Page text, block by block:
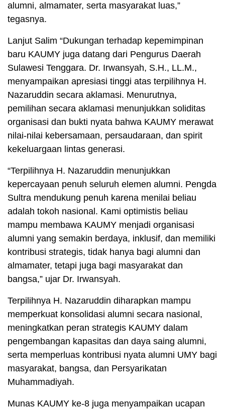
alumni, almamater, serta masyarakat luas,”
tegasnya.
Lanjut Salim “Dukungan terhadap kepemimpinan
baru KAUMY juga datang dari Pengurus Daerah
Sulawesi Tenggara. Dr. Irwansyah, S.H., LL.M.,
menyampaikan apresiasi tinggi atas terpilihnya H.
Nazaruddin secara aklamasi. Menurutnya,
pemilihan secara aklamasi menunjukkan soliditas
organisasi dan bukti nyata bahwa KAUMY merawat
nilai-nilai kebersamaan, persaudaraan, dan spirit
kekeluargaan lintas generasi.
“Terpilihnya H. Nazaruddin menunjukkan
kepercayaan penuh seluruh elemen alumni. Pengda
Sultra mendukung penuh karena menilai beliau
adalah tokoh nasional. Kami optimistis beliau
mampu membawa KAUMY menjadi organisasi
alumni yang semakin berdaya, inklusif, dan memiliki
kontribusi strategis, tidak hanya bagi alumni dan
almamater, tetapi juga bagi masyarakat dan
bangsa,” ujar Dr. Irwansyah.
Terpilihnya H. Nazaruddin diharapkan mampu
memperkuat konsolidasi alumni secara nasional,
meningkatkan peran strategis KAUMY dalam
pengembangan kapasitas dan daya saing alumni,
serta memperluas kontribusi nyata alumni UMY bagi
masyarakat, bangsa, dan Persyarikatan
Muhammadiyah.
Munas KAUMY ke-8 juga menyampaikan ucapan